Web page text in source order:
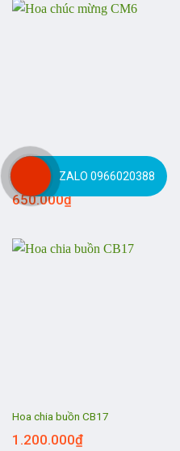
Hoa chúc mừng CM6
650.000₫
Hoa chia buồn CB17
1.200.000₫
ZALO 0966020388